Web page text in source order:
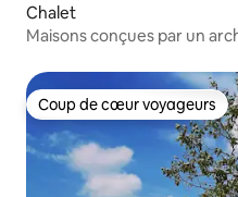
Chalet
Maisons conçues par un
Coup de cœur voyageurs
Coup de cœur voyageurs